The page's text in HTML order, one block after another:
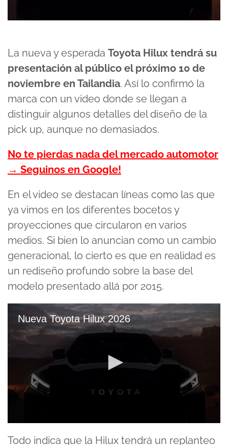
La nueva y esperada Toyota Hilux tendrá su
presentación al público el próximo 10 de
noviembre en Tailandia. Así lo confirmó la
marca con un video donde se llegan a
distinguir algunos detalles del diseño de la
pick up, aunque no demasiados.
No te pierdas nada del mercado automotor
→ Seguinos en Google!
En el video se destacan líneas como las que
ya vimos en los diferentes bocetos y
proyecciones que circularon en varios
medios. Si bien lo anuncian como un cambio
generacional, lo cierto es que en realidad es
un rediseño profundo sobre la base del
modelo presentado allá por 2015.
Nueva Toyota Hilux 2026
seconds
of
Todo indica que la Hilux tendrá un replanteo